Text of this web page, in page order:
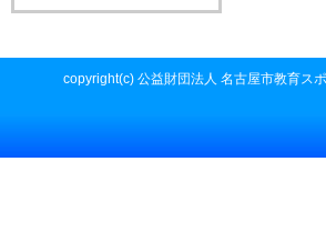
copyright(c) 公益財団法人 名古屋市教育ス